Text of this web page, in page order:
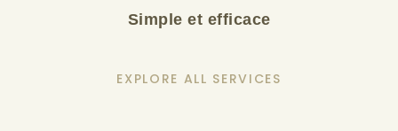
Simple et efficace
EXPLORE ALL SERVICES